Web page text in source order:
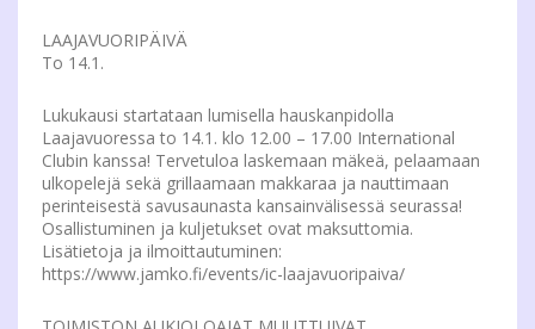
LAAJAVUORIPÄIVÄ
To 14.1.
Lukukausi startataan lumisella hauskanpidolla
Laajavuoressa to 14.1. klo 12.00 – 17.00 International
Clubin kanssa! Tervetuloa laskemaan mäkeä, pelaamaan
ulkopelejä sekä grillaamaan makkaraa ja nauttimaan
perinteisestä savusaunasta kansainvälisessä seurassa!
Osallistuminen ja kuljetukset ovat maksuttomia.
Lisätietoja ja ilmoittautuminen:
https://www.jamko.fi/events/ic-laajavuoripaiva/